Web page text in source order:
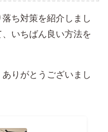
ち対策を紹介しまし
いちばん良い方法を
りがとうございまし